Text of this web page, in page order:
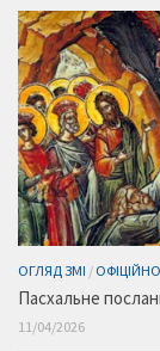
ОГЛЯД ЗМІ / ОФІЦІЙНО
Пасхальне
11/04/2026